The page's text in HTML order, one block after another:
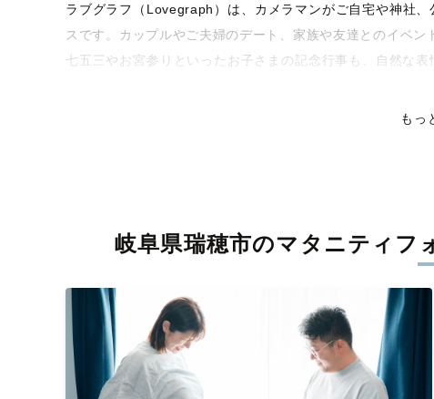
ラブグラフ（Lovegraph）は、カメラマンがご自宅や神社
スです。カップルやご夫婦のデート、家族や友達とのイベン
七五三やお宮参りといったお子さまの記念行事も、自然な
丁寧なレタッチで思い出を美しく仕上げます
りに。きっと「こんな写真を撮ってほしかった！」と思え
い。
もっ
岐阜県瑞穂市のマタニティフ